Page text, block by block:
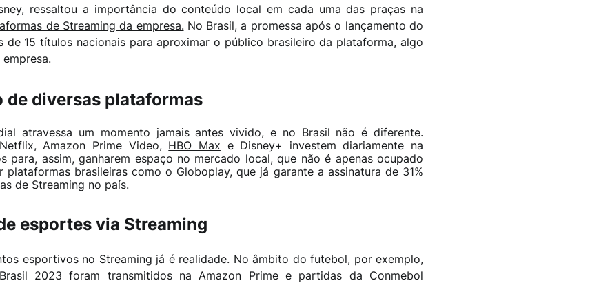
ressaltou a importância do conteúdo local em cada uma das praças na
de Streaming da empresa.No Brasil, a promessa após o lançamento do
de 15 títulos nacionais para aproximar o público brasileiro da plataforma, algo
de diversas plataformas
atravessa um momento jamais antes vivido, e no Brasil não é diferente.
Amazon Prime Video, HBO Max e Disney+ investem diariamente na
para, assim, ganharem espaço no mercado local, que não é apenas ocupado
brasileiras como o Globoplay, que já garante a assinatura de 31%
de Streaming no país.
esportes via Streaming
esportivos no Streaming já é realidade. No âmbito do futebol, por exemplo,
2023 foram transmitidos na Amazon Prime e partidas da Conmebol